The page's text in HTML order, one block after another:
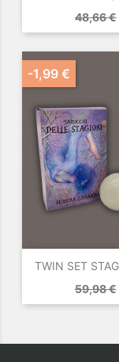
Prezzo
base
48,66 €
TWIN SET
Prezzo
base
59,98 €
-1,99 €